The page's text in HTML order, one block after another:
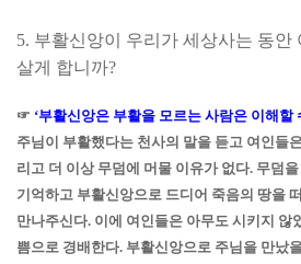
5. 부활신앙이 우리가 세상사는 동안
살게 합니까?
☞ ‘부활신앙은 부활을 모르는 사람은 이해할
주님이 부활했다는 천사의 말을 듣고 여인들
리고 더 이상 무덤에 머물 이유가 없다. 무덤
기억하고 부활신앙으로 드디어 죽음의 땅을
만나주신다. 이에 여인들은 아무도 시키지 않
쁨으로 경배한다. 부활신앙으로 주님을 만났